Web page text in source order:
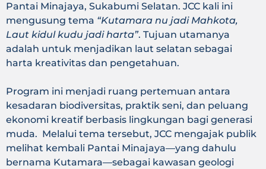
Pantai Minajaya, Sukabumi Selatan. JCC kali ini
mengusung tema “Kutamara nu jadi Mahkota,
Laut kidul kudu jadi harta”. Tujuan utamanya
adalah untuk menjadikan laut selatan sebagai
harta kreativitas dan pengetahuan.
Program ini menjadi ruang pertemuan antara
kesadaran biodiversitas, praktik seni, dan peluang
ekonomi kreatif berbasis lingkungan bagi generasi
muda. Melalui tema tersebut, JCC mengajak publik
melihat kembali Pantai Minajaya—yang dahulu
bernama Kutamara—sebagai kawasan geologi